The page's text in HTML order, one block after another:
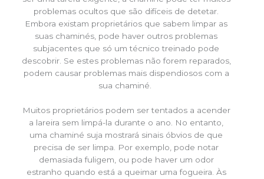
problemas ocultos que são difíceis de detetar.
Embora existam proprietários que sabem limpar as
suas chaminés, pode haver outros problemas
subjacentes que só um técnico treinado pode
descobrir. Se estes problemas não forem reparados,
podem causar problemas mais dispendiosos com a
sua chaminé.
Muitos proprietários podem ser tentados a acender
a lareira sem limpá-la durante o ano. No entanto,
uma chaminé suja mostrará sinais óbvios de que
precisa de ser limpa. Por exemplo, pode notar
demasiada fuligem, ou pode haver um odor
estranho quando está a queimar uma fogueira. Às